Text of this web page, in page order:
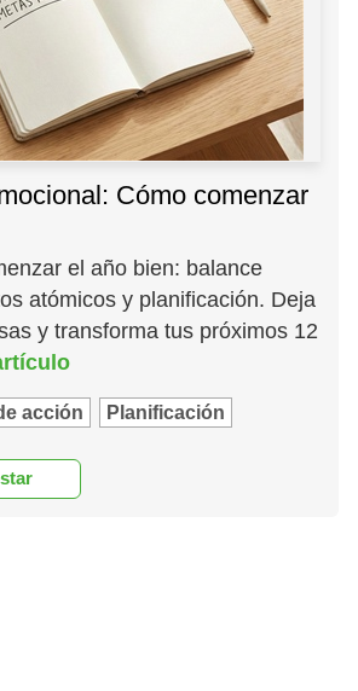
Cómo comenzar
el año bien: balance
atómicos y planificación. Deja
y transforma tus próximos 12
acción Planificación